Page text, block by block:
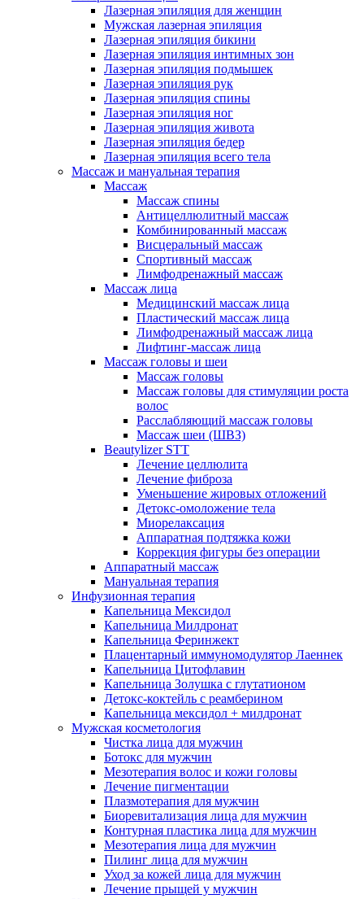
Лазерная эпиляция для женщин
Мужская лазерная эпиляция
Лазерная эпиляция бикини
Лазерная эпиляция интимных зон
Лазерная эпиляция подмышек
Лазерная эпиляция рук
Лазерная эпиляция спины
Лазерная эпиляция ног
Лазерная эпиляция живота
Лазерная эпиляция бедер
Лазерная эпиляция всего тела
Массаж и мануальная терапия
Массаж
Массаж спины
Антицеллюлитный массаж
Комбинированный массаж
Висцеральный массаж
Спортивный массаж
Лимфодренажный массаж
Массаж лица
Медицинский массаж лица
Пластический массаж лица
Лимфодренажный массаж лица
Лифтинг-массаж лица
Массаж головы и шеи
Массаж головы
Массаж головы для стимуляции роста
волос
Расслабляющий массаж головы
Массаж шеи (ШВЗ)
Beautylizer STT
Лечение целлюлита
Лечение фиброза
Уменьшение жировых отложений
Детокс-омоложение тела
Миорелаксация
Аппаратная подтяжка кожи
Коррекция фигуры без операции
Аппаратный массаж
Мануальная терапия
Инфузионная терапия
Капельница Мексидол
Капельница Милдронат
Капельница Феринжект
Плацентарный иммуномодулятор Лаеннек
Капельница Цитофлавин
Капельница Золушка с глутатионом
Детокс-коктейль с реамберином
Капельница мексидол + милдронат
Мужская косметология
Чистка лица для мужчин
Ботокс для мужчин
Мезотерапия волос и кожи головы
Лечение пигментации
Плазмотерапия для мужчин
Биоревитализация лица для мужчин
Контурная пластика лица для мужчин
Мезотерапия лица для мужчин
Пилинг лица для мужчин
Уход за кожей лица для мужчин
Лечение прыщей у мужчин